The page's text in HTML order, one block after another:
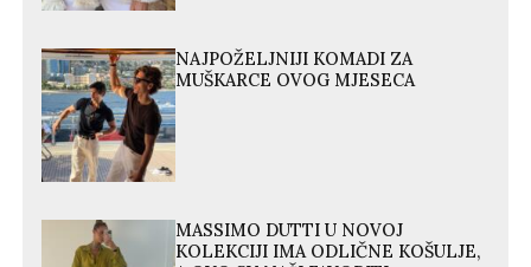
NAJPOŽELJNIJI KOMADI ZA
MUŠKARCE OVOG MJESECA
MASSIMO DUTTI U NOVOJ
KOLEKCIJI IMA ODLIČNE KOŠULJE,